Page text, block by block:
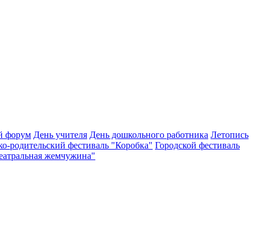
форум День учителя День дошкольного работника Летопись
родительский фестиваль "Коробка" Городской фестиваль
жемчужина"